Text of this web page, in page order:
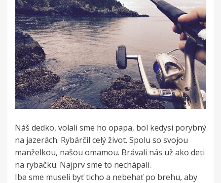
Náš dedko, volali sme ho opapa, bol kedysi porybný
na jazerách. Rybárčil celý život. Spolu so svojou
manželkou, našou omamou. Brávali nás už ako deti
na rybačku. Najprv sme to nechápali.
Iba sme museli byť ticho a nebehať po brehu, aby